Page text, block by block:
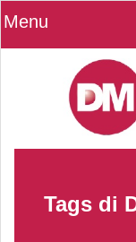
Menu
Tags di